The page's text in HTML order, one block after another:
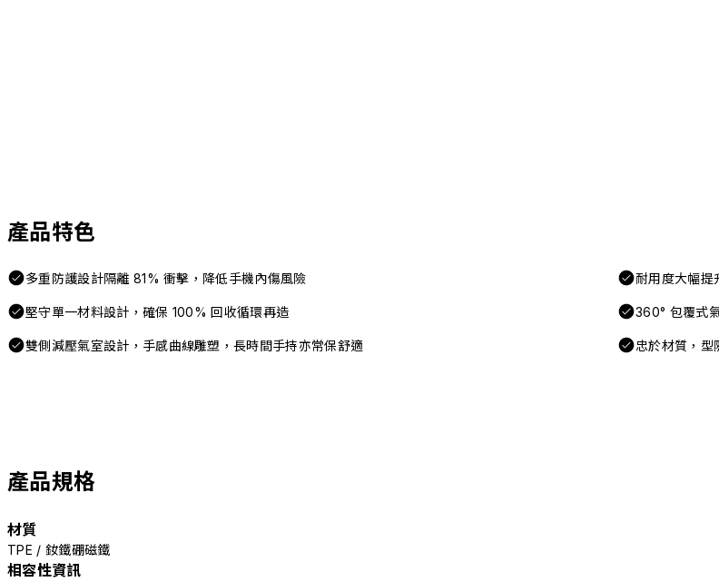
產品特色
多重防護設計隔離 81% 衝擊，降低手機內傷風險 耐用度大幅提
堅守單一材料設計，確保 100% 回收循環再造 360° 包覆式
雙側減壓氣室設計，手感曲線雕塑，長時間手持亦常保舒適 忠於材質，型
產品規格
材質
TPE / 釹鐵硼磁鐵
相容性資訊